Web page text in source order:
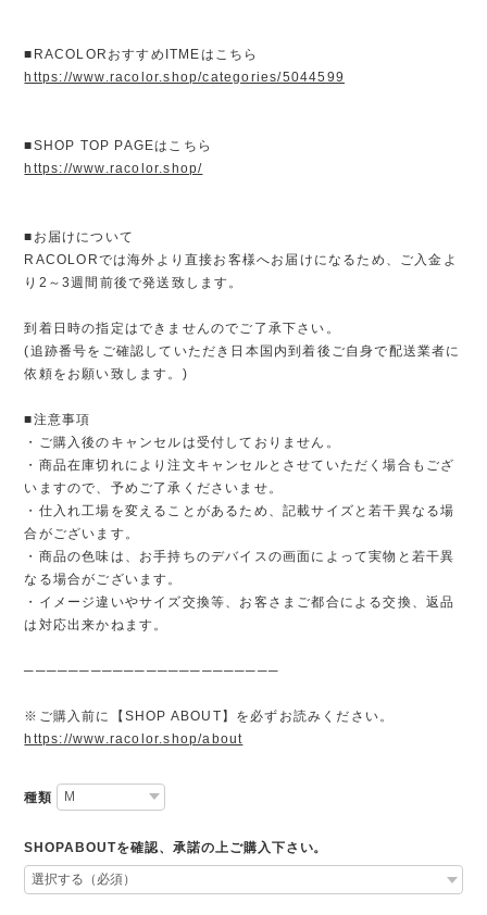
■RACOLORおすすめITMEはこちら
https://www.racolor.shop/categories/5044599
■SHOP TOP PAGEはこちら
https://www.racolor.shop/
■お届けについて
RACOLORでは海外より直接お客様へお届けになるため、ご入金よ
り2～3週間前後で発送致します。
到着日時の指定はできませんのでご了承下さい。
(追跡番号をご確認していただき日本国内到着後ご自身で配送業者に
依頼をお願い致します。)
■注意事項
・ご購入後のキャンセルは受付しておりません。
・商品在庫切れにより注文キャンセルとさせていただく場合もござ
いますので、予めご了承くださいませ。
・仕入れ工場を変えることがあるため、記載サイズと若干異なる場
合がございます。
・商品の色味は、お手持ちのデバイスの画面によって実物と若干異
なる場合がございます。
・イメージ違いやサイズ交換等、お客さまご都合による交換、返品
は対応出来かねます。
───────────────────────
※ご購入前に【SHOP ABOUT】を必ずお読みください。
https://www.racolor.shop/about
種類
SHOPABOUTを確認、承諾の上ご購入下さい。